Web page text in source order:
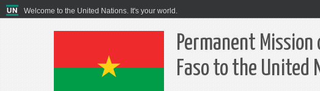
Welcome to the United Nations. It's your world.
Permanent Mission
Faso to the United